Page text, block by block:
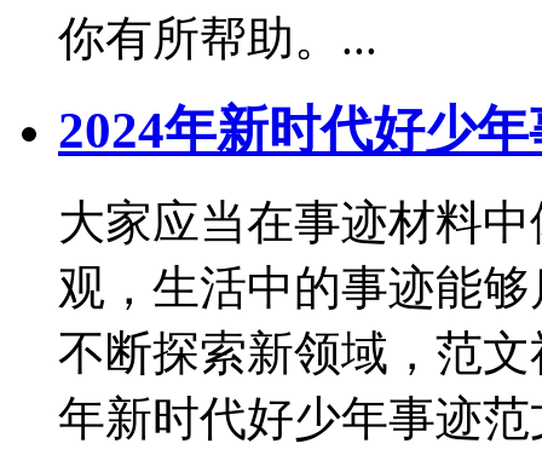
你有所帮助。...
2024年新时代好少
大家应当在事迹材料
观，生活中的事迹能
不断探索新领域，范
年新时代好少年事迹